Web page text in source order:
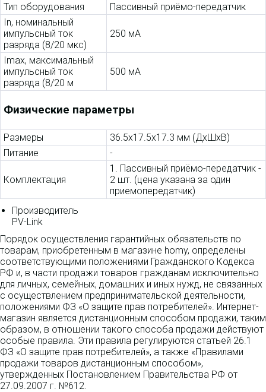
Тип оборудования
Пассивный приёмо-передатчик
In, номинальный
импульсный ток
разряда (8/20 мкс)
250 мA
Imax, максимальный
импульсный ток
разряда (8/20 м
500 мA
Физические параметры
Размеры
36.5x17.5x17.3 мм (ДхШхВ)
Питание
-
Комплектация
1. Пассивный приёмо-передатчик -
2 шт. (цена указана за один
приемопередатчик)
Производитель
PV-Link
Порядок осуществления гарантийных обязательств по
товарам, приобретенным в магазине homy, определены
соответствующими положениями Гражданского Кодекса
РФ и, в части продажи товаров гражданам исключительно
для личных, семейных, домашних и иных нужд, не связанных
с осуществлением предпринимательской деятельности,
положениями ФЗ «О защите прав потребителей». Интернет-
магазин является дистанционным способом продажи, таким
образом, в отношении такого способа продажи действуют
особые правила. Эти правила регулируются статьей 26.1
ФЗ «О защите прав потребителей», а также «Правилами
продажи товаров дистанционным способом»,
утвержденных Постановлением Правительства РФ от
27.09.2007 г. №612.